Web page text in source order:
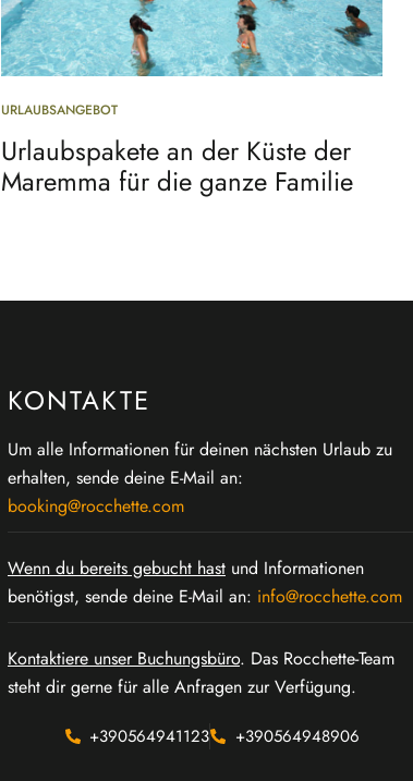
URLAUBSANGEBOT
Urlaubspakete an der Küste der
Maremma für die ganze Familie
KONTAKTE
Um alle Informationen für deinen nächsten Urlaub zu
erhalten, sende deine E-Mail an:
booking@rocchette.com
Wenn du bereits gebucht hastund Informationen
benötigst, sende deine E-Mail an: info@rocchette.com
Kontaktiere unser Buchungsbüro. Das Rocchette-Team
steht dir gerne für alle Anfragen zur Verfügung.
+390564941123 +390564948906